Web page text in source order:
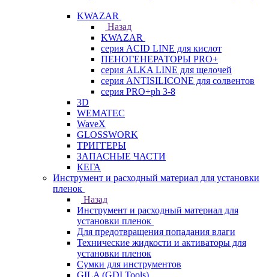
KWAZAR
Назад
KWAZAR
серия ACID LINE для кислот
ПЕНОГЕНЕРАТОРЫ PRO+
серия ALKA LINE для щелочей
серия ANTISILICONE для солвентов
серия PRO+ph 3-8
3D
WEMATEC
WaveX
GLOSSWORK
ТРИГГЕРЫ
ЗАПАСНЫЕ ЧАСТИ
КЕГА
Инструмент и расходный материал для установки
пленок
Назад
Инструмент и расходный материал для
установки пленок
Для предотвращения попадания влаги
Технические жидкости и активаторы для
установки пленок
Сумки для инструментов
GILA (GDI Tools)